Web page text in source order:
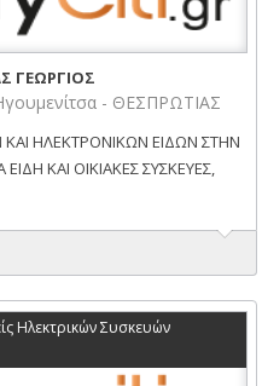
ΓΕΩΡΓΙΟΣ
- ΘΕΣΠΡΩΤΙΑΣ
ΗΛΕΚΤΡΟΝΙΚΩΝ ΕΙΔΩΝ ΣΤΗΝ
ΚΑΙ ΟΙΚΙΑΚΕΣ ΣΥΣΚΕΥΕΣ,
Ηλεκτρικών Συσκευών